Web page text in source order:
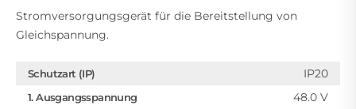
Stromversorgungsgerät für die Bereitstellung von
Gleichspannung.
Schutzart (IP) IP20
1. Ausgangsspannung 48.0 V